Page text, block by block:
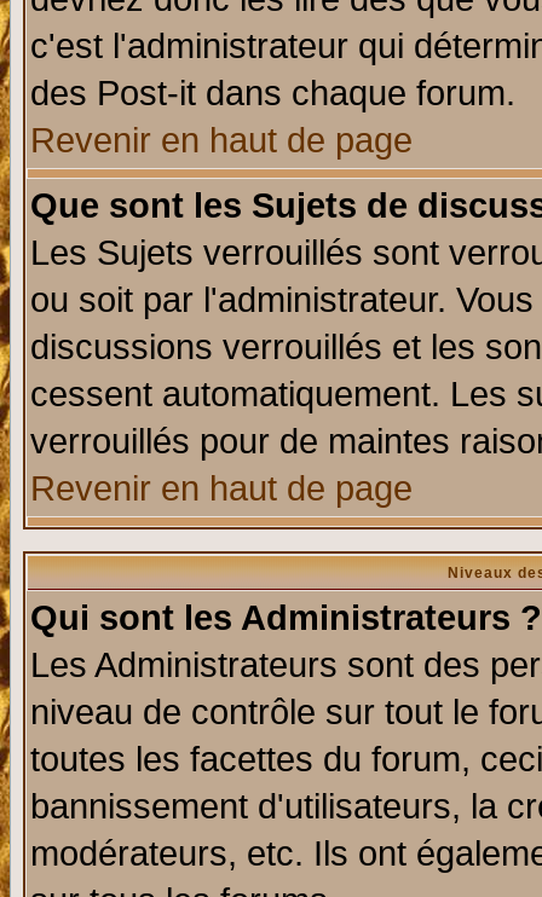
c'est l'administrateur qui
des Post-it dans chaque forum.
Revenir en haut de page
Que sont les Sujets de
Les Sujets verrouillés sont
ou soit par l'administrateur.
discussions verrouillés et les
cessent automatiquement. Les
verrouillés pour de maintes
Revenir en haut de page
Niveaux
Qui sont les Administrateurs ?
Les Administrateurs sont des
niveau de contrôle sur tout le
toutes les facettes du forum,
bannissement d'utilisateurs, la
modérateurs, etc. Ils ont